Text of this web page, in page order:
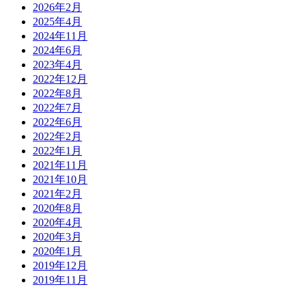
2026年2月
2025年4月
2024年11月
2024年6月
2023年4月
2022年12月
2022年8月
2022年7月
2022年6月
2022年2月
2022年1月
2021年11月
2021年10月
2021年2月
2020年8月
2020年4月
2020年3月
2020年1月
2019年12月
2019年11月